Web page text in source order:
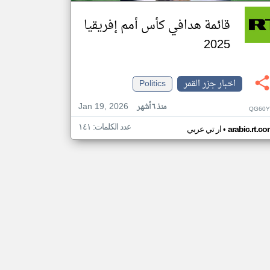
قائمة هدافي كأس أمم إفريقيا
2025
اخبار جزر القمر
Politics
Jan 19, 2026
منذ ٦ أشهر
ار تي عربي• عدد الكلمات: ١٤١